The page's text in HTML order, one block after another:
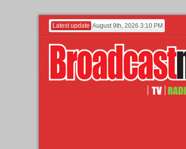
Latest update August 9th, 2026 3:10 PM